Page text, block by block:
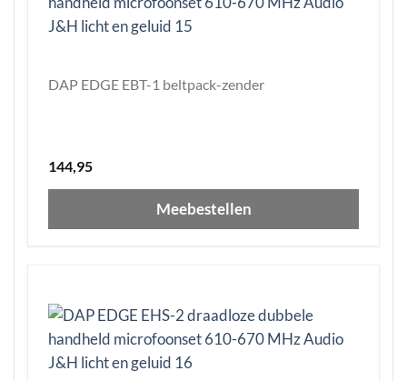
DAP EDGE EBT-1 beltpack-zender
144,95
Meebestellen